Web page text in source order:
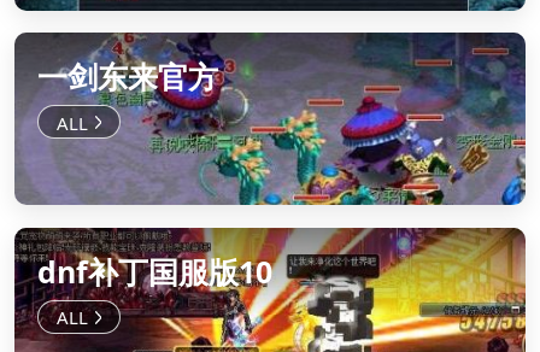
一剑东来官方
dnf补丁国服版10